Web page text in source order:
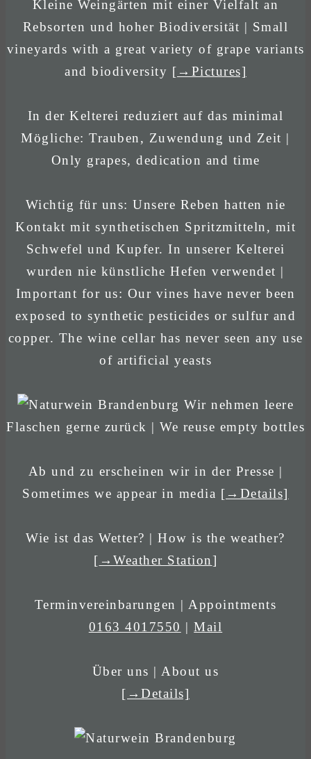
Kleine Weingärten mit einer Vielfalt an
Rebsorten und hoher Biodiversität | Small
vineyards with a great variety of grape variants
and biodiversity [→Pictures]
In der Kelterei reduziert auf das minimal
Mögliche: Trauben, Zuwendung und Zeit |
Only grapes, dedication and time
Wichtig für uns: Unsere Reben hatten nie
Kontakt mit synthetischen Spritzmitteln, mit
Schwefel und Kupfer. In unserer Kelterei
wurden nie künstliche Hefen verwendet |
Important for us: Our vines have never been
exposed to synthetic pesticides or sulfur and
copper. The wine cellar has never seen any use
of artificial yeasts
Wir nehmen leere
Flaschen gerne zurück | We reuse empty bottles
Ab und zu erscheinen wir in der Presse |
Sometimes we appear in media [→Details]
Wie ist das Wetter? | How is the weather?
[ →Weather Station]
Terminvereinbarungen | Appointments
0163 4017550 |Mail
Über uns | About us
[→Details]